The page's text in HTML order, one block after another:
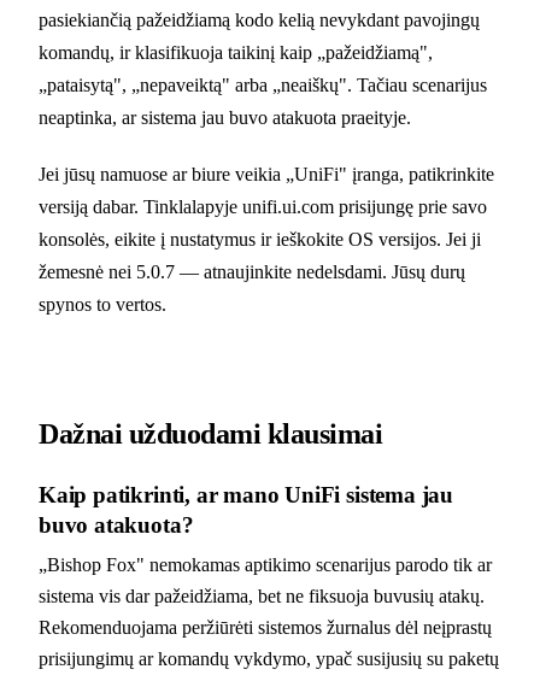
pasiekiančią pažeidžiamą kodo kelią nevykdant pavojingų
komandų, ir klasifikuoja taikinį kaip „pažeidžiamą",
„pataisytą", „nepaveiktą" arba „neaiškų". Tačiau scenarijus
neaptinka, ar sistema jau buvo atakuota praeityje.
Jei jūsų namuose ar biure veikia „UniFi" įranga, patikrinkite
versiją dabar. Tinklalapyje unifi.ui.com prisijungę prie savo
konsolės, eikite į nustatymus ir ieškokite OS versijos. Jei ji
žemesnė nei 5.0.7 — atnaujinkite nedelsdami. Jūsų durų
spynos to vertos.
Dažnai užduodami klausimai
Kaip patikrinti, ar mano UniFi sistema jau
buvo atakuota?
„Bishop Fox" nemokamas aptikimo scenarijus parodo tik ar
sistema vis dar pažeidžiama, bet ne fiksuoja buvusių atakų.
Rekomenduojama peržiūrėti sistemos žurnalus dėl neįprastų
prisijungimų ar komandų vykdymo, ypač susijusių su paketų